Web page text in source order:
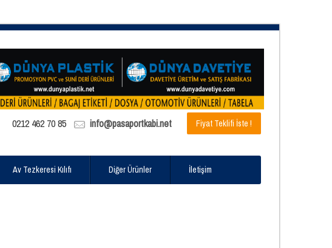
0212 462 70 85 info@pasaportkabi.net Fiyat Teklifi İste !
Av Tezkeresi Kılıfı Diğer Ürünler İletişim